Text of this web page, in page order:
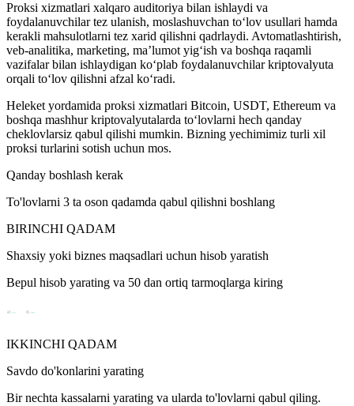
Proksi xizmatlari xalqaro auditoriya bilan ishlaydi va
foydalanuvchilar tez ulanish, moslashuvchan to‘lov usullari hamda
kerakli mahsulotlarni tez xarid qilishni qadrlaydi. Avtomatlashtirish,
veb-analitika, marketing, ma’lumot yig‘ish va boshqa raqamli
vazifalar bilan ishlaydigan ko‘plab foydalanuvchilar kriptovalyuta
orqali to‘lov qilishni afzal ko‘radi.
Heleket yordamida proksi xizmatlari Bitcoin, USDT, Ethereum va
boshqa mashhur kriptovalyutalarda to‘lovlarni hech qanday
cheklovlarsiz qabul qilishi mumkin. Bizning yechimimiz turli xil
proksi turlarini sotish uchun mos.
Qanday boshlash kerak
To'lovlarni 3 ta oson qadamda qabul qilishni boshlang
BIRINCHI QADAM
Shaxsiy yoki biznes maqsadlari uchun hisob yaratish
Bepul hisob yarating va 50 dan ortiq tarmoqlarga kiring
IKKINCHI QADAM
Savdo do'konlarini yarating
Bir nechta kassalarni yarating va ularda to'lovlarni qabul qiling.